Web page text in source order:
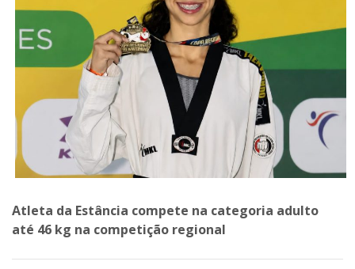
Atleta da Estância compete na categoria adulto
até 46 kg na competição regional